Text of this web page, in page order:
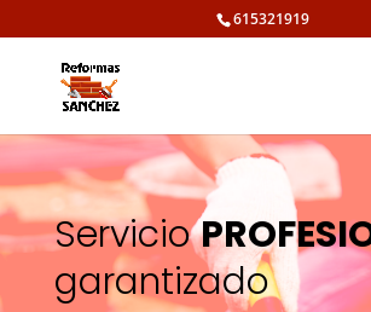
615321919
Servicio
garantizado